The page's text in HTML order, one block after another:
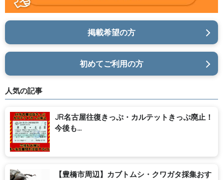
掲載希望の方
初めてご利用の方
人気の記事
JR名古屋往復きっぷ・カルテットきっぷ廃止！
今後も...
【豊橋市周辺】カブトムシ・クワガタ採集おす